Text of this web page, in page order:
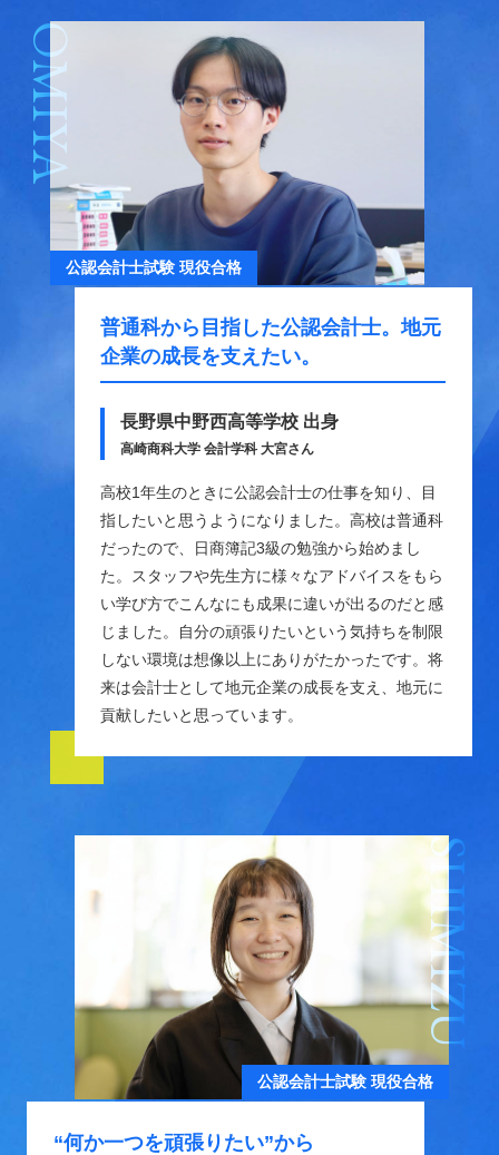
公認会計士試験 現役合格
OMIYA
普通科から目指した公認会計士。地元
企業の成長を支えたい。
長野県中野西高等学校 出身
高崎商科大学 会計学科 大宮さん
高校1年生のときに公認会計士の仕事を知り、目
指したいと思うようになりました。高校は普通科
だったので、日商簿記3級の勉強から始めまし
た。スタッフや先生方に様々なアドバイスをもら
い学び方でこんなにも成果に違いが出るのだと感
じました。自分の頑張りたいという気持ちを制限
しない環境は想像以上にありがたかったです。将
来は会計士として地元企業の成長を支え、地元に
貢献したいと思っています。
公認会計士試験 現役合格
SHIMIZU
“何か一つを頑張りたい”から